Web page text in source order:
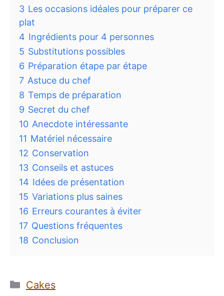
3 Les occasions idéales pour préparer ce
plat
4 Ingrédients pour 4 personnes
5 Substitutions possibles
6 Préparation étape par étape
7 Astuce du chef
8 Temps de préparation
9 Secret du chef
10 Anecdote intéressante
11 Matériel nécessaire
12 Conservation
13 Conseils et astuces
14 Idées de présentation
15 Variations plus saines
16 Erreurs courantes à éviter
17 Questions fréquentes
18 Conclusion
Catégories
Cakes